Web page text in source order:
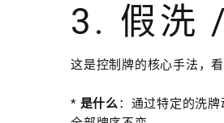
3. 假洗
这是控制牌的核心手法，
* 是什么：通过特定的洗